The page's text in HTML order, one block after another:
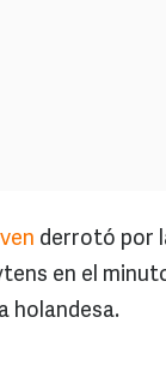
derrotó por
en el
holandesa.